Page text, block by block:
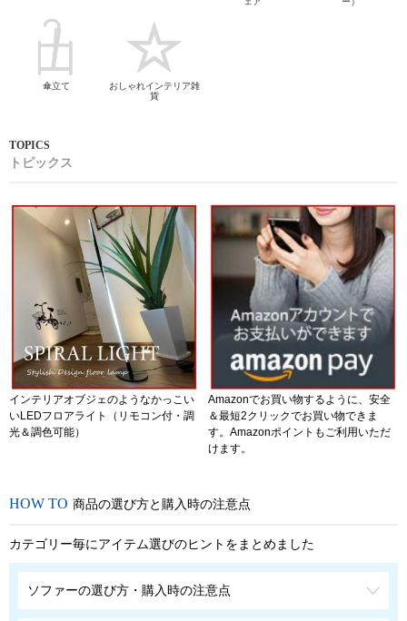
傘立て
おしゃれインテリア雑
貨
トピックス
インテリアオブジェのようなかっこい
いLEDフロアライト（リモコン付・調
光＆調色可能）
Amazonでお買い物するように、安全
＆最短2クリックでお買い物できま
す。Amazonポイントもご利用いただ
けます。
商品の選び方と購入時の注意点
カテゴリー毎にアイテム選びのヒントをまとめました
ソファーの選び方・購入時の注意点